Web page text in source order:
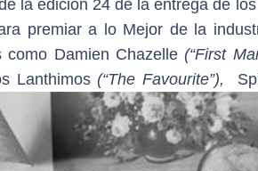
la edición 24 de la entrega de los
premiar a lo Mejor de la
como Damien Chazelle(“First
Lanthimos(“The Favourite”),